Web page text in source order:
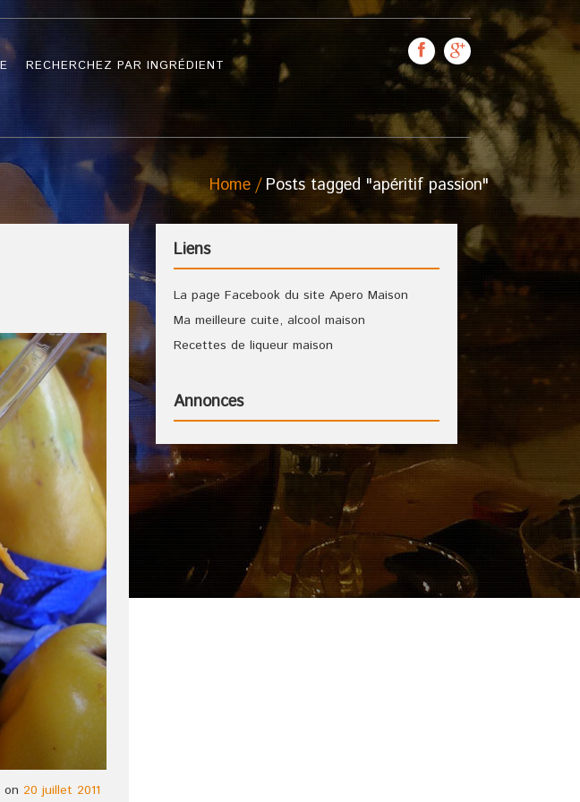
RECHERCHEZ PAR INGRÉDIENT
Home Posts tagged "apéritif passion"
on 20 juillet 2011
Liens
La page Facebook du site Apero Maison
Ma meilleure cuite, alcool maison
Recettes de liqueur maison
Annonces